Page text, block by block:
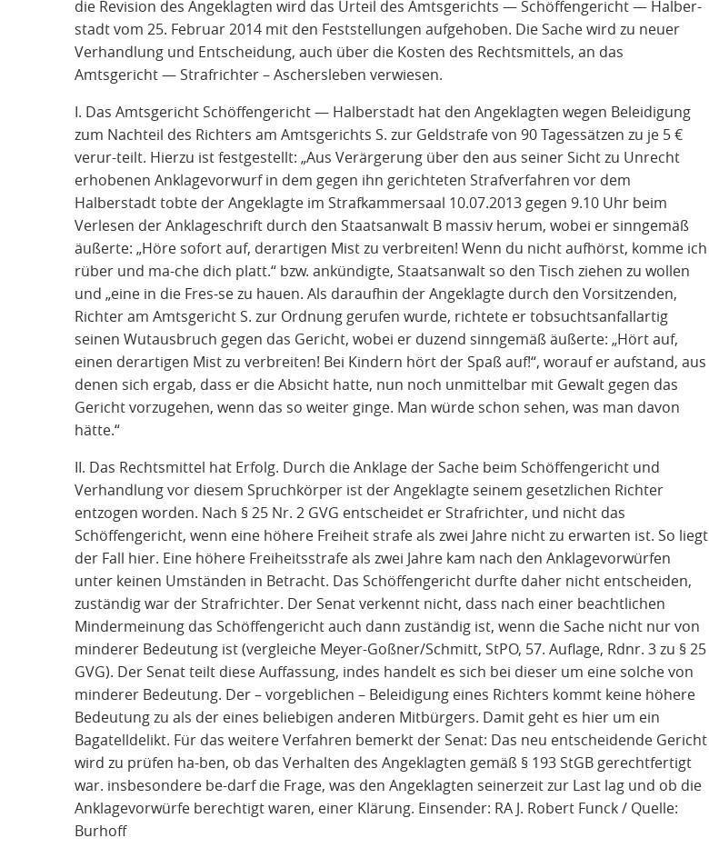
die Revision des Angeklagten wird das Urteil des Amtsgerichts — Schöffengericht — Halber-
stadt vom 25. Februar 2014 mit den Feststellungen aufgehoben. Die Sache wird zu neuer
Verhandlung und Entscheidung, auch über die Kosten des Rechtsmittels, an das
Amtsgericht — Strafrichter – Aschersleben verwiesen.
I. Das Amtsgericht Schöffengericht — Halberstadt hat den Angeklagten wegen Beleidigung
zum Nachteil des Richters am Amtsgerichts S. zur Geldstrafe von 90 Tagessätzen zu je 5 €
verur-teilt. Hierzu ist festgestellt: „Aus Verärgerung über den aus seiner Sicht zu Unrecht
erhobenen Anklagevorwurf in dem gegen ihn gerichteten Strafverfahren vor dem
Halberstadt tobte der Angeklagte im Strafkammersaal 10.07.2013 gegen 9.10 Uhr beim
Verlesen der Anklageschrift durch den Staatsanwalt B massiv herum, wobei er sinngemäß
äußerte: „Höre sofort auf, derartigen Mist zu verbreiten! Wenn du nicht aufhörst, komme ich
rüber und ma-che dich platt.“ bzw. ankündigte, Staatsanwalt so den Tisch ziehen zu wollen
und „eine in die Fres-se zu hauen. Als daraufhin der Angeklagte durch den Vorsitzenden,
Richter am Amtsgericht S. zur Ordnung gerufen wurde, richtete er tobsuchtsanfallartig
seinen Wutausbruch gegen das Gericht, wobei er duzend sinngemäß äußerte: „Hört auf,
einen derartigen Mist zu verbreiten! Bei Kindern hört der Spaß auf!“, worauf er aufstand, aus
denen sich ergab, dass er die Absicht hatte, nun noch unmittelbar mit Gewalt gegen das
Gericht vorzugehen, wenn das so weiter ginge. Man würde schon sehen, was man davon
hätte.“
II. Das Rechtsmittel hat Erfolg. Durch die Anklage der Sache beim Schöffengericht und
Verhandlung vor diesem Spruchkörper ist der Angeklagte seinem gesetzlichen Richter
entzogen worden. Nach § 25 Nr. 2 GVG entscheidet er Strafrichter, und nicht das
Schöffengericht, wenn eine höhere Freiheit strafe als zwei Jahre nicht zu erwarten ist. So liegt
der Fall hier. Eine höhere Freiheitsstrafe aIs zwei Jahre kam nach den Anklagevorwürfen
unter keinen Umständen in Betracht. Das Schöffengericht durfte daher nicht entscheiden,
zuständig war der Strafrichter. Der Senat verkennt nicht, dass nach einer beachtlichen
Mindermeinung das Schöffengericht auch dann zuständig ist, wenn die Sache nicht nur von
minderer Bedeutung ist (vergleiche Meyer-Goßner/Schmitt, StPO, 57. Auflage, Rdnr. 3 zu § 25
GVG). Der Senat teilt diese Auffassung, indes handelt es sich bei dieser um eine solche von
minderer Bedeutung. Der – vorgeblichen – Beleidigung eines Richters kommt keine höhere
Bedeutung zu als der eines beliebigen anderen Mitbürgers. Damit geht es hier um ein
Bagatelldelikt. Für das weitere Verfahren bemerkt der Senat: Das neu entscheidende Gericht
wird zu prüfen ha-ben, ob das Verhalten des Angeklagten gemäß § 193 StGB gerechtfertigt
war. insbesondere be-darf die Frage, was den Angeklagten seinerzeit zur Last lag und ob die
Anklagevorwürfe berechtigt waren, einer Klärung. Einsender: RA J. Robert Funck / Quelle:
Burhoff